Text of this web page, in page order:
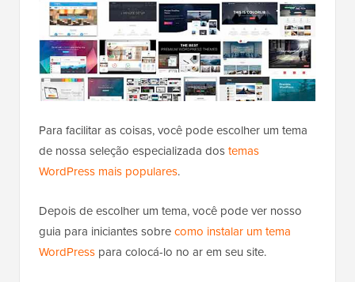
Para facilitar as coisas, você pode escolher um tema
de nossa seleção especializada dostemas
WordPress mais populares.
Depois de escolher um tema, você pode ver nosso
guia para iniciantes sobrecomo instalar um tema
WordPress para colocá-lo no ar em seu site.